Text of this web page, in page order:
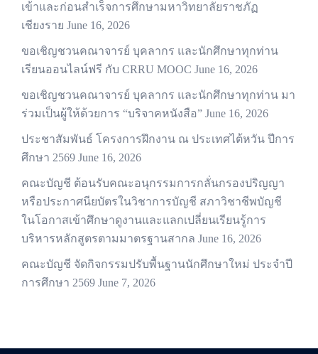
เข้าและก่อนสำเร็จการศึกษามหาวิทยาลัยราชภัฏ
เชียงราย June 16, 2026
ขอเชิญชวนคณาจารย์ บุคลากร และนักศึกษาทุกท่าน
เรียนออนไลน์ฟรี กับ CRRU MOOC June 16, 2026
ขอเชิญชวนคณาจารย์ บุคลากร และนักศึกษาทุกท่าน มา
ร่วมเป็นผู้ให้ด้วยการ “บริจาคหนังสือ” June 16, 2026
ประชาสัมพันธ์ โครงการฝึกงาน ณ ประเทศไต้หวัน ปีการ
ศึกษา 2569 June 16, 2026
คณะบัญชี ต้อนรับคณะอนุกรรมการกลั่นกรองปริญญา
หรือประกาศนียบัตรในวิชาการบัญชี สภาวิชาชีพบัญชี
ในโอกาสเข้าศึกษาดูงานและแลกเปลี่ยนเรียนรู้การ
บริหารหลักสูตรตามมาตรฐานสากล June 16, 2026
คณะบัญชี จัดกิจกรรมปรับพื้นฐานนักศึกษาใหม่ ประจำปี
การศึกษา 2569 June 7, 2026